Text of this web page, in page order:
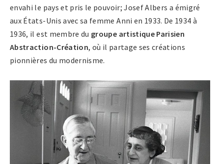
envahi le pays et pris le pouvoir; Josef Albers a émigré
aux États-Unis avec sa femme Anni en 1933. De 1934 à
1936, il est membre du groupe artistique Parisien
Abstraction-Création, où il partage ses créations
pionnières du modernisme.